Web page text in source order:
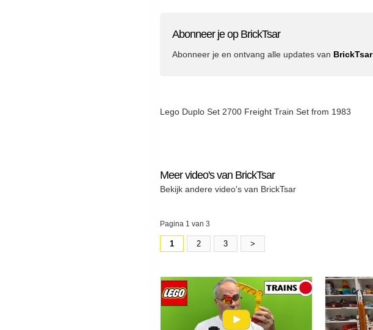
Abonneer je op BrickTsar
Abonneer je en ontvang alle updates van BrickTsar
Lego Duplo Set 2700 Freight Train Set from 1983
Meer video's van BrickTsar
Bekijk andere video's van BrickTsar
Pagina 1 van 3
1 2 3 >